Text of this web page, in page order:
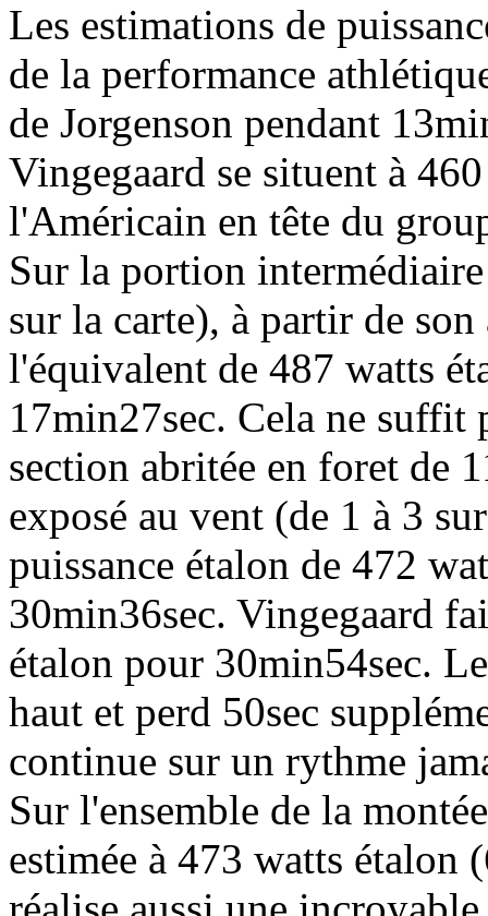
Les estimations de
de la performance
de Jorgenson pendant
Vingegaard se situent à
l'Américain en tête du
Sur la portion
sur la carte), à partir de
l'équivalent de 487 watts
17min27sec. Cela ne suffit
section abritée en foret de
exposé au vent (de 1 à 3
puissance étalon de 472
30min36sec. Vingegaard
étalon pour 30min54sec.
haut et perd 50sec
continue sur un rythme
Sur l'ensemble de la
estimée à 473 watts